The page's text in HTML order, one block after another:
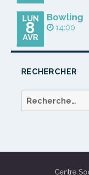
LUN
8
AVR
Bowling
14:00
RECHERCHER
Recherche
Centre